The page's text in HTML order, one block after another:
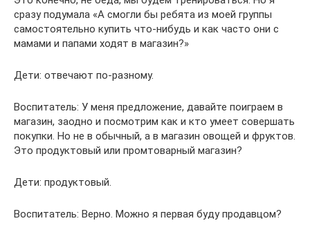
сразу подумала «А смогли бы ребята из моей группы
самостоятельно купить что-нибудь и как часто они с
мамами и папами ходят в магазин?»
Дети: отвечают по-разному.
Воспитатель: У меня предложение, давайте поиграем в
магазин, заодно и посмотрим как и кто умеет совершать
покупки. Но не в обычный, а в магазин овощей и фруктов.
Это продуктовый или промтоварный магазин?
Дети: продуктовый.
Воспитатель: Верно. Можно я первая буду продавцом?